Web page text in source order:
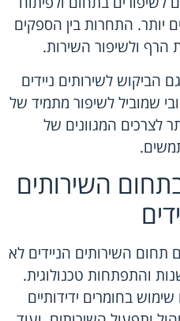
יותר. התחרות בין הספקים
ולשיפור השירות.
לשירותים ניידים
שמוביל לשיפור מתמיד של
לצרכים המגוונים של
השירותים
תחום השירותים הניידים לא
והתפתחות טכנולוגית.
בחומרים ידידותיים